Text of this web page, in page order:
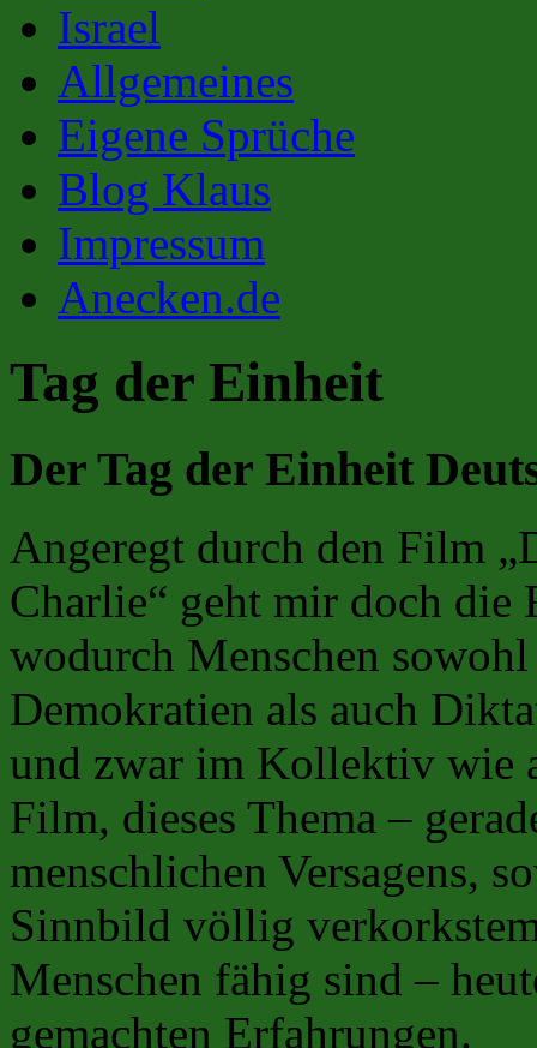
Israel
Allgemeines
Eigene Sprüche
Blog Klaus
Impressum
Anecken.de
Tag der Einheit
Der Tag der Einheit
Angeregt durch den Film
Charlie“ geht mir doch die
wodurch Menschen
Demokratien als auch
und zwar im Kollektiv wie
Film, dieses Thema –
menschlichen Versagens,
Sinnbild völlig
Menschen fähig sind –
gemachten Erfahrungen.